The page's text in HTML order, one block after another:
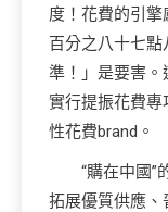
度！花費的引
百分之八十七
準！」是要害。
實行提振花費
性花費brand。
“購在中國”
拓展優質供應、